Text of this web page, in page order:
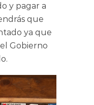
y pagar a
que
ya que
Gobierno